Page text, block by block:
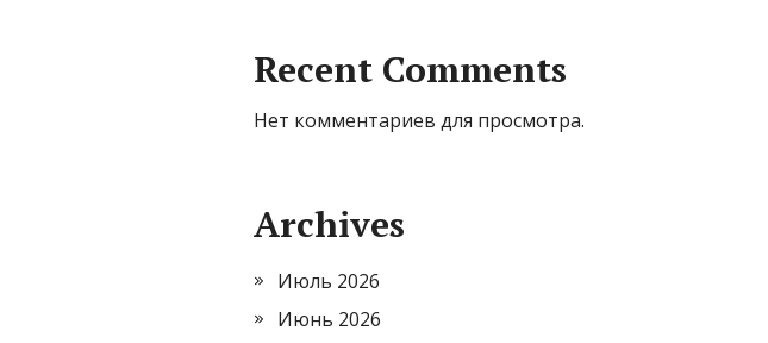
Recent Comments
Нет комментариев для просмотра.
Archives
Июль 2026
Июнь 2026